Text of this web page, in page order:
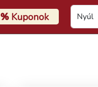
%Kuponok